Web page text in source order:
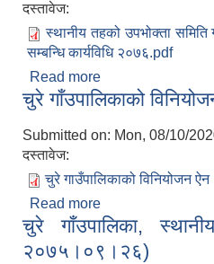
दस्तावेज:
स्थानीय तहको उपभोक्ता
सम्बन्धि कार्यविधि २०७६.pdf
Read more
तथा व्यवस्थापन
चुरे गाँउपालिकाको
Submitted on: Mon, 08/10/
दस्तावेज:
चुरे गाउँपालिकाको विनियोजन
Read more
चुरे गाँउपालिका,
२०७५।०९।२६)